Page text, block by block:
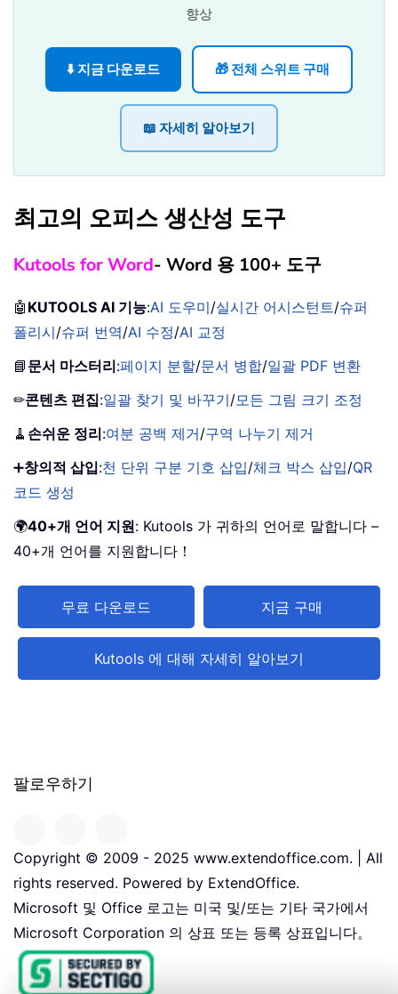
향상
⬇️ 지금 다운로드 🎁 전체 스위트 구매
📖 자세히 알아보기
최고의 오피스 생산성 도구
Kutools for Word- Word 용 100+ 도구
🤖 KUTOOLS AI 기능:AI 도우미/실시간 어시스턴트/슈퍼
폴리시/슈퍼 번역/AI 수정/AI 교정
📘 문서 마스터리:페이지 분할/문서 병합/일괄 PDF 변환
✏콘텐츠 편집:일괄 찾기 및 바꾸기/모든 그림 크기 조정
🧹 손쉬운 정리:여분 공백 제거/구역 나누기 제거
➕창의적 삽입:천 단위 구분 기호 삽입/체크 박스 삽입/QR
코드 생성
🌍40+개 언어 지원: Kutools 가 귀하의 언어로 말합니다 –
40+개 언어를 지원합니다！
무료 다운로드 지금 구매
Kutools 에 대해 자세히 알아보기
팔로우하기
Copyright © 2009 - 2025 www.extendoffice.com. | All
rights reserved. Powered by ExtendOffice.
Microsoft 및 Office 로고는 미국 및/또는 기타 국가에서
Microsoft Corporation 의 상표 또는 등록 상표입니다。